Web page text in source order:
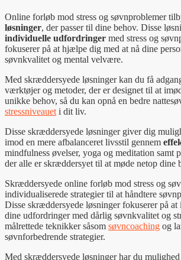
Online forløb mod stress og søvnproblemer
løsninger, der passer til dine behov. Disse
individuelle udfordringer med stress og
fokuserer på at hjælpe dig med at nå dine
søvnkvalitet og mental velvære.
Med skræddersyede løsninger kan du få
værktøjer og metoder, der er designet til at
unikke behov, så du kan opnå en bedre
stressniveauet i dit liv.
Disse skræddersyede løsninger giver dig
imod en mere afbalanceret livsstil gennem
mindfulness øvelser, yoga og meditation samt
der alle er skræddersyet til at møde netop dine
Skræddersyede online forløb mod stress og
individualiserede strategier til at håndtere
Disse skræddersyede løsninger fokuserer på
dine udfordringer med dårlig søvnkvalitet og
målrettede teknikker såsom søvncoaching og
søvnforbedrende strategier.
Med skræddersyede løsninger har du